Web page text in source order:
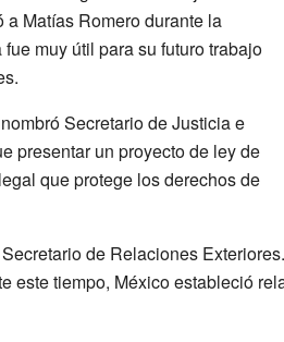
a Matías Romero durante la
muy útil para su futuro trabajo
Secretario de Justicia e
presentar un proyecto de ley de
que protege los derechos de
de Relaciones
este tiempo, México estableció